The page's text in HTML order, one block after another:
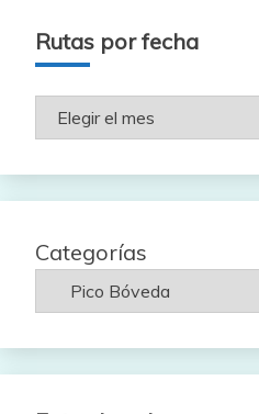
Rutas por fecha
Rutas
Categorías